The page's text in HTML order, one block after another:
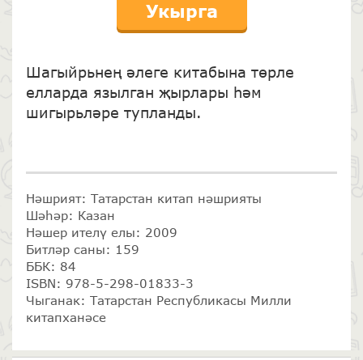
Укырга
Шагыйрьнең әлеге китабына төрле
елларда язылган җырлары һәм
шигырьләре тупланды.
Нәшрият: Татарстан китап нәшрияты
Шәһәр: Казан
Нәшер ителү елы: 2009
Битләр саны: 159
ББК: 84
ISBN: 978-5-298-01833-3
Чыганак: Татарстан Республикасы Милли
китапханәсе